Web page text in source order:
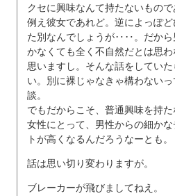
クセに興味なんて持たないもので
例え彼女であれど。逆によっぽ
た別なんでしょうが‥‥。だから
かなくても全く不自然だとは思
思いますし。そんな話をしてい
い。別に裸じゃなきゃ構わない
談。
でもだからこそ、普通興味を持
女性にとって、男性からの細か
トが高くなるんだろうなーとも。
話は思い切り変わりますが。
ブレーカーが飛びましてねえ。